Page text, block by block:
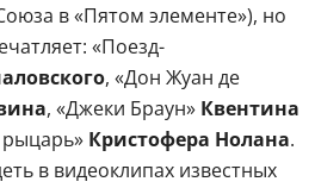
в «Пятом элементе»), но
«Поезд-
, «Дон Жуан де
, «Джеки Браун» Квентина
Кристофера Нолана.
в видеоклипах известных